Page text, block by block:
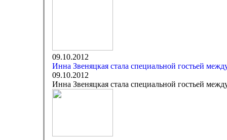
09.10.2012
Инна Звеняцкая стала специальной гостьей
09.10.2012
Инна Звеняцкая стала специальной гостьей